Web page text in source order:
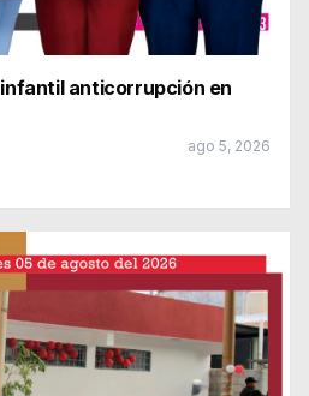
anticorrupción en
ago 5, 2026